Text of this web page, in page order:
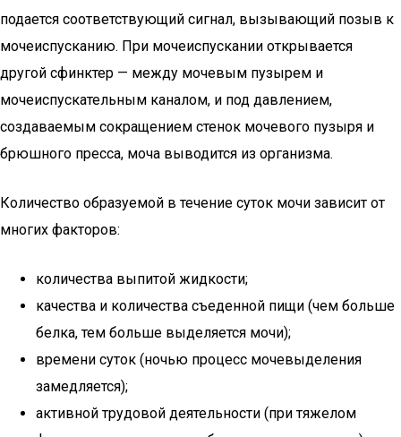
подается соответствующий сигнал, вызывающий позыв к
мочеиспусканию. При мочеиспускании открывается
другой сфинктер — между мочевым пузырем и
мочеиспускательным каналом, и под давлением,
создаваемым сокращением стенок мочевого пузыря и
брюшного пресса, моча выводится из организма.
Количество образуемой в течение суток мочи зависит от
многих факторов:
количества выпитой жидкости;
качества и количества съеденной пищи (чем больше
белка, тем больше выделяется мочи);
времени суток (ночью процесс мочевыделения
замедляется);
активной трудовой деятельности (при тяжелом